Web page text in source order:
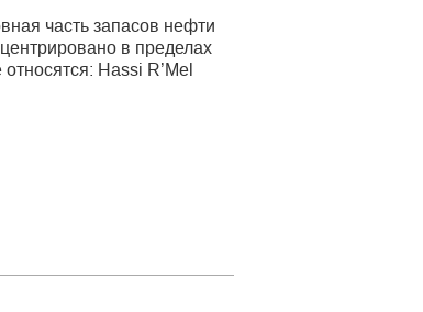
часть запасов нефти
в пределах
Hassi R’Mel